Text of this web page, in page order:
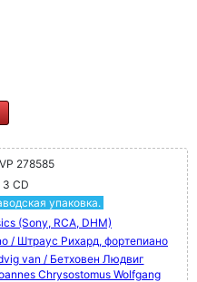
278585
3 CD
упаковка.
(Sony, RCA, DHM)
/ Штраус Рихард, фортепиано
van / Бетховен Людвиг
Chrysostomus Wolfgang